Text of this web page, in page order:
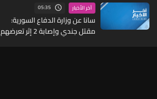
آخر الأخبار 05:35
سانا عن وزارة الدفاع السورية:
مقتل جندي وإصابة 2 إثر تعرضهم